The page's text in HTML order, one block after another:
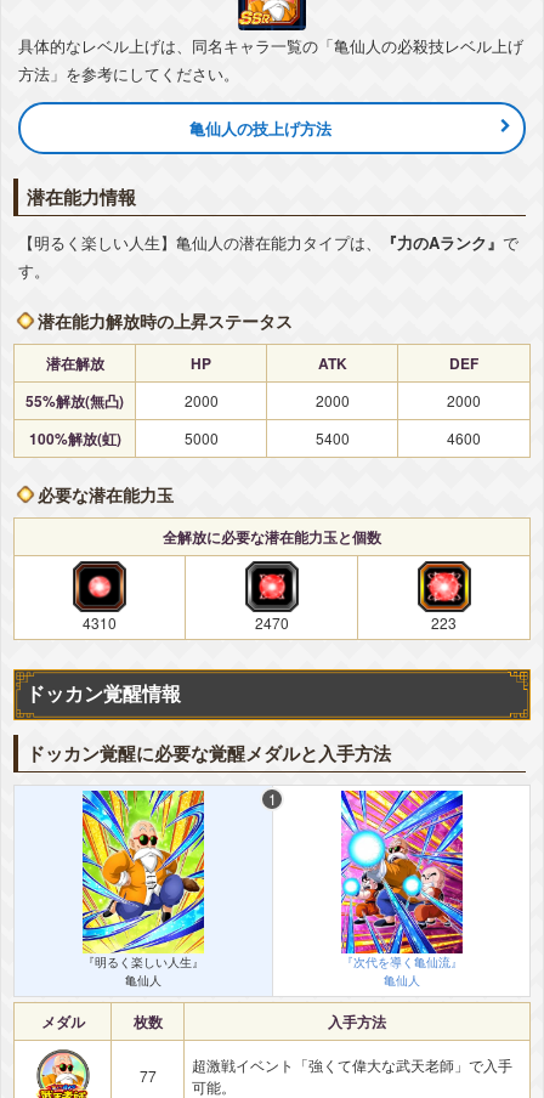
具体的なレベル上げは、同名キャラ一覧の「亀仙人の必殺技レベル上げ
方法」を参考にしてください。
亀仙人の技上げ方法
潜在能力情報
【明るく楽しい人生】亀仙人の潜在能力タイプは、 『力のAランク』 で
す。
潜在能力解放時の上昇ステータス
潜在解放 HP ATK
DEF
55%解放(無凸)
2000 2000 2000
100%解放(虹) 5000 5400 4600
必要な潜在能力玉
全解放に必要な潜在能力玉と個数
4310 2470 223
ドッカン覚醒情報
ドッカン覚醒に必要な覚醒メダルと入手方法
『明るく楽しい人生』
亀仙人
『次代を導く亀仙流』
亀仙人
メダル 枚数 入手方法
77
超激戦イベント「強くて偉大な武天老師」で入手
可能。